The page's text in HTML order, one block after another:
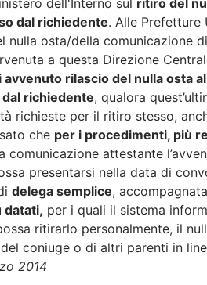
dell'Interno sul ritiro del
dal richiedente. Alle Prefetture
nulla osta/della comunicazione
a questa Direzione
rilascio del nulla osta
richiedente, qualora
richieste per il ritiro stesso,
che per i procedimenti, più
comunicazione attestante
presentarsi nella data di
delega semplice,
datati, per i quali il sistema
ritirarlo personalmente, il
coniuge o di altri parenti in
2014